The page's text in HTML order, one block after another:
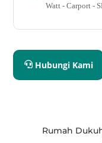
Watt - Carport -
Hubungi Kami
Rumah